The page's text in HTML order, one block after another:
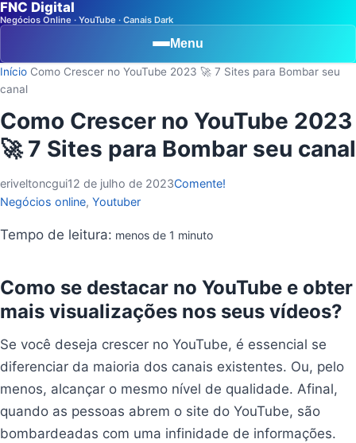
FNC Digital
Negócios Online · YouTube · Canais Dark
Menu
Início Como Crescer no YouTube 2023 🚀 7 Sites para Bombar seu
canal
Como Crescer no YouTube 2023
🚀 7 Sites para Bombar seu canal
eriveltoncgui12 de julho de 2023Comente!
Negócios online, Youtuber
Tempo de leitura: menos de 1 minuto
Como se destacar no YouTube e obter
mais visualizações nos seus vídeos?
Se você deseja crescer no YouTube, é essencial se
diferenciar da maioria dos canais existentes. Ou, pelo
menos, alcançar o mesmo nível de qualidade. Afinal,
quando as pessoas abrem o site do YouTube, são
bombardeadas com uma infinidade de informações.